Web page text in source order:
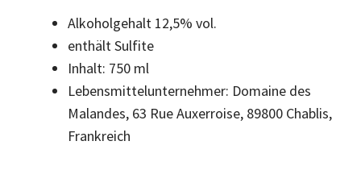
Alkoholgehalt 12,5% vol.
enthält Sulfite
Inhalt: 750 ml
Lebensmittelunternehmer: Domaine des
Malandes, 63 Rue Auxerroise, 89800 Chablis,
Frankreich